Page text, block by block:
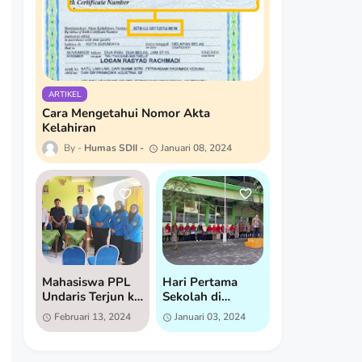
ARTIKEL
Cara Mengetahui Nomor Akta
Kelahiran
Humas SDII Januari 08, 2024
Mahasiswa PPL
Undaris Terjun ke
SD Islam
Istiqomah untuk
Februari 13, 2024
Hari Pertama
Sekolah di
Semester 2:
Semangat Baru di
Januari 03, 2024